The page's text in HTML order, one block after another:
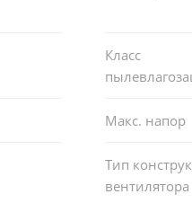
Класс
Макс. напор
Тип
вентилятора